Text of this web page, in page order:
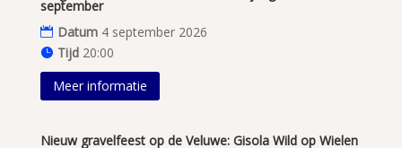
september
Datum 4 september 2026
Tijd 20:00
Meer informatie
Nieuw gravelfeest op de Veluwe: Gisola Wild op Wielen